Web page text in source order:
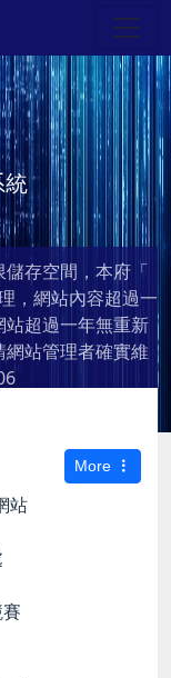
統
存空間，本府「
，網站內容超過一
超過一年無重新
站管理者確實維
More
站